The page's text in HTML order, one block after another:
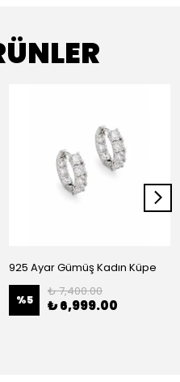
925 Ayar Gümüş Kadın Küpe
%5
₺ 7,400.00
₺ 6,999.00